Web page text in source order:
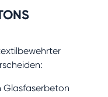
Glasfaserbeton